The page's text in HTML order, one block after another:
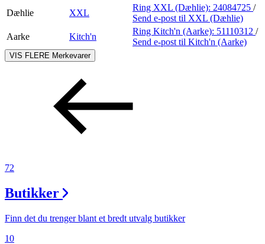
Dæhlie
XXL
Ring XXL (Dæhlie): 24084725 /
Send e-post til XXL (Dæhlie)
Aarke
Kitch'n
Ring Kitch'n (Aarke): 51110312 /
Send e-post til Kitch'n (Aarke)
VIS FLERE Merkevarer
72
Butikker
Finn det du trenger blant et bredt utvalg butikker
10